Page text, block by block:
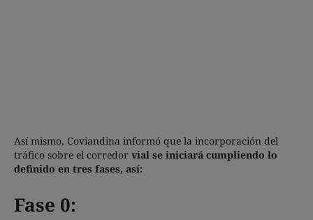
Así mismo, Coviandina informó que la incorporación del
tráfico sobre el corredor vial se iniciará cumpliendo lo
definido en tres fases, así:
Fase 0: